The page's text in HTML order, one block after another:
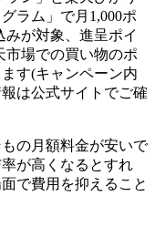
ラム」で月1,000ポ
が対象、進呈ポイ
市場での買い物のポ
す(キャンペーン内
は公式サイトでご確
の月額料金が安いで
が高くなるとすれ
で費用を抑えること